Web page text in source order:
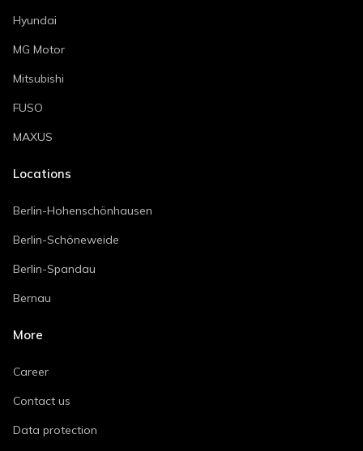
Hyundai
MG Motor
Mitsubishi
FUSO
MAXUS
Locations
Berlin-Hohenschönhausen
Berlin-Schöneweide
Berlin-Spandau
Bernau
More
Career
Contact us
Data protection